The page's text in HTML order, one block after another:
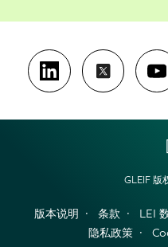
GLEIF 版
版本说明 条款 LEI
隐私政策